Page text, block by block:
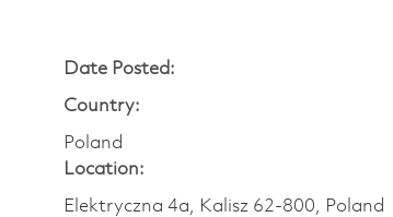
Date Posted:
Country:
Poland
Location:
Elektryczna 4a, Kalisz 62-800, Poland